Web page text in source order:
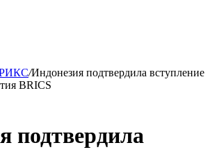
/Индонезия подтвердила вступление
BRICS
подтвердила